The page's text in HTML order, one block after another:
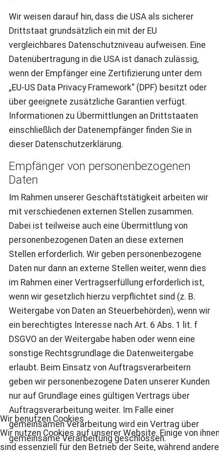
Wir weisen darauf hin, dass die USA als sicherer
Drittstaat grundsätzlich ein mit der EU
vergleichbares Datenschutzniveau aufweisen. Eine
Datenübertragung in die USA ist danach zulässig,
wenn der Empfänger eine Zertifizierung unter dem
„EU-US Data Privacy Framework“ (DPF) besitzt oder
über geeignete zusätzliche Garantien verfügt.
Informationen zu Übermittlungen an Drittstaaten
einschließlich der Datenempfänger finden Sie in
dieser Datenschutzerklärung.
Empfänger von personenbezogenen
Daten
Im Rahmen unserer Geschäftstätigkeit arbeiten wir
mit verschiedenen externen Stellen zusammen.
Dabei ist teilweise auch eine Übermittlung von
personenbezogenen Daten an diese externen
Stellen erforderlich. Wir geben personenbezogene
Daten nur dann an externe Stellen weiter, wenn dies
im Rahmen einer Vertragserfüllung erforderlich ist,
wenn wir gesetzlich hierzu verpflichtet sind (z. B.
Weitergabe von Daten an Steuerbehörden), wenn wir
ein berechtigtes Interesse nach Art. 6 Abs. 1 lit. f
DSGVO an der Weitergabe haben oder wenn eine
sonstige Rechtsgrundlage die Datenweitergabe
erlaubt. Beim Einsatz von Auftragsverarbeitern
geben wir personenbezogene Daten unserer Kunden
nur auf Grundlage eines gültigen Vertrags über
Auftragsverarbeitung weiter. Im Falle einer
gemeinsamen Verarbeitung wird ein Vertrag über
gemeinsame Verarbeitung geschlossen.
Wir benutzen Cookies
Wir nutzen Cookies auf unserer Website. Einige von
sind essenziell für den Betrieb der Seite, während andere